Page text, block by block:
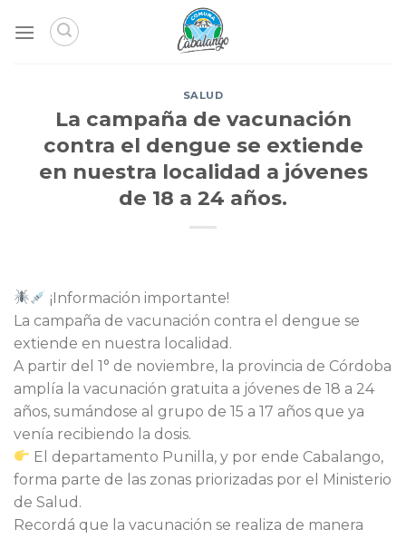
SALUD
La campaña de vacunación
contra el dengue se extiende
en nuestra localidad a jóvenes
de 18 a 24 años.
¡Información importante!
La campaña de vacunación contra el dengue se
extiende en nuestra localidad.
A partir del 1° de noviembre, la provincia de Córdoba
amplía la vacunación gratuita a jóvenes de 18 a 24
años, sumándose al grupo de 15 a 17 años que ya
venía recibiendo la dosis.
El departamento Punilla, y por ende Cabalango,
forma parte de las zonas priorizadas por el Ministerio
de Salud.
Recordá que la vacunación se realiza de manera